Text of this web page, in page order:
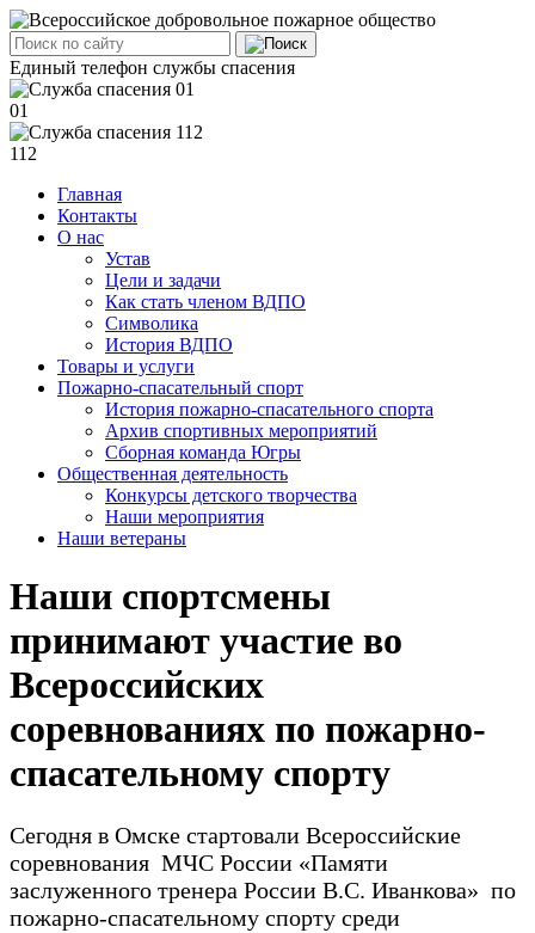
Единый телефон службы спасения
01
112
Главная
Контакты
О нас
Устав
Цели и задачи
Как стать членом ВДПО
Символика
История ВДПО
Товары и услуги
Пожарно-спасательный спорт
История пожарно-спасательного спорта
Архив спортивных мероприятий
Сборная команда Югры
Общественная деятельность
Конкурсы детского творчества
Наши мероприятия
Наши ветераны
Наши спортсмены
принимают участие во
Всероссийских
соревнованиях по пожарно-
спасательному спорту
Сегодня в Омске стартовали Всероссийские
соревнования МЧС России «Памяти
заслуженного тренера России В.С. Иванкова» по
пожарно-спасательному спорту среди